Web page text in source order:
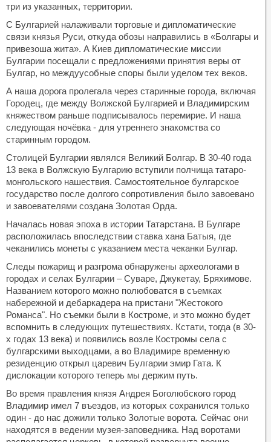
три из указанных, территории.
С Булгарией налаживали торговые и дипломатические
связи князья Руси, откуда обозы направились в «Болгары и
привезоша жита». А Киев дипломатические миссии
Булгарии посещали с предложениями принятия веры от
Булгар, но междуусобные споры были уделом тех веков.
А наша дорога пролегала через старинные города, включая
Городец, где между Волжской Булгарией и Владимирским
княжеством раньше подписывалось перемирие. И наша
следующая ночёвка - для утреннего знакомства со
старинным городом.
Столицей Булгарии являлся Великий Болгар. В 30-40 года
13 века в Волжскую Булгарию вступили полчища татаро-
монгольского нашествия. Самостоятельное булгарское
государство после долгого сопротивления было завоевано
и завоевателями создана Золотая Орда.
Началась новая эпоха в истории Татарстана. В Булгаре
расположилась впоследствии ставка хана Батыя, где
чеканились монеты с указанием места чеканки Булгар.
Следы пожарищ и разгрома обнаружены археологами в
городах и селах Булгарии – Суваре, Джукетау, Бряхимове.
Названием которого можно полюбоватся в съемках
набережной и дебаркадера на пристани "Жестокого
Романса". Но съемки были в Костроме, и это можно будет
вспомнить в следующих путешествиях. Кстати, тогда (в 30-
х годах 13 века) и появились возле Костромы села с
булгарскими выходцами, а во Владимире временную
резиденцию открыл царевич Булгарии эмир Гата. К
дислокации которого теперь мы держим путь.
Во время правления князя Андрея Боголюбского город
Владимир имел 7 въездов, из которых сохранился только
один - до нас дожили только Золотые ворота. Сейчас они
находятся в ведении музея-заповедника. Над воротами